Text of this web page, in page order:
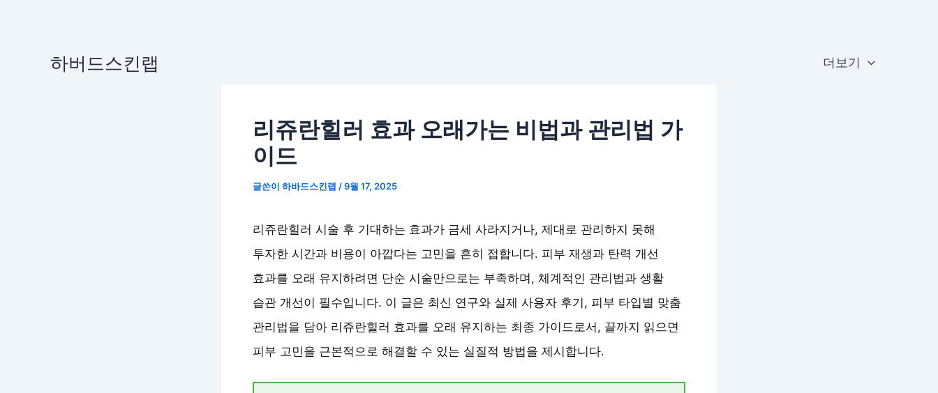
하버드스킨랩 더보기
리쥬란힐러 효과 오래가는 비법과 관리법 가
이드
글쓴이 하바드스킨랩 /9월 17, 2025
리쥬란힐러 시술 후 기대하는 효과가 금세 사라지거나, 제대로 관리하지 못해
투자한 시간과 비용이 아깝다는 고민을 흔히 접합니다. 피부 재생과 탄력 개선
효과를 오래 유지하려면 단순 시술만으로는 부족하며, 체계적인 관리법과 생활
습관 개선이 필수입니다. 이 글은 최신 연구와 실제 사용자 후기, 피부 타입별 맞춤
관리법을 담아 리쥬란힐러 효과를 오래 유지하는 최종 가이드로서, 끝까지 읽으면
피부 고민을 근본적으로 해결할 수 있는 실질적 방법을 제시합니다.